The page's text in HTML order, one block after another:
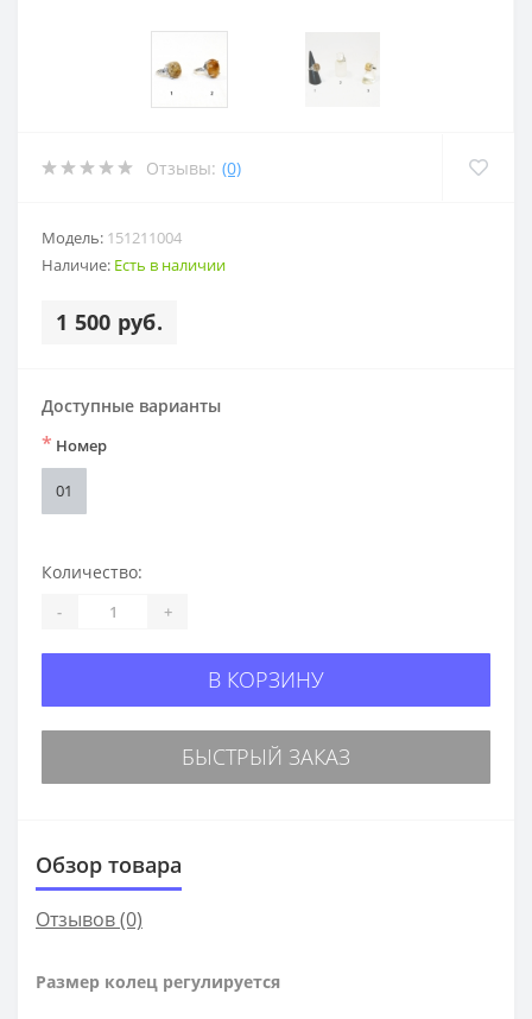
Отзывы: (0)
Модель: 151211004
Наличие: Есть в наличии
1 500 руб.
Доступные варианты
* Номер
01
Количество:
- +
В КОРЗИНУ
БЫСТРЫЙ ЗАКАЗ
Обзор товара
Отзывов (0)
Размер колец регулируется